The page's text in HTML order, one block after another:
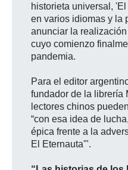
historieta universal,
en varios idiomas y la
anunciar la
cuyo comienzo
pandemia.
Para el editor
fundador de la librería
lectores chinos
“con esa idea de
épica frente a la
El Eternauta'".